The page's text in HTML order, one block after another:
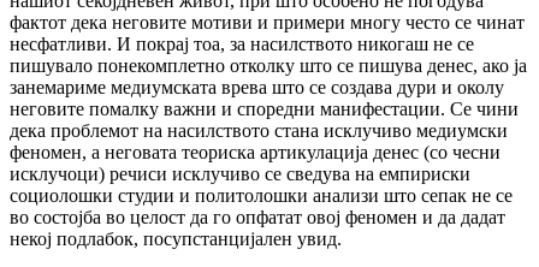
фактот дека неговите мотиви и примери многу често се чинат
несфатливи. И покрај тоа, за насилството никогаш не се
пишувало понекомплетно отколку што се пишува денес, ако ја
занемариме медиумската врева што се создава дури и околу
неговите помалку важни и споредни манифестации. Се чини
дека проблемот на насилството стана исклучиво медиумски
феномен, а неговата теориска артикулација денес (со чесни
исклучоци) речиси исклучиво се сведува на емпириски
социолошки студии и политолошки анализи што сепак не се
во состојба во целост да го опфатат овој феномен и да дадат
некој подлабок, посупстанцијален увид.